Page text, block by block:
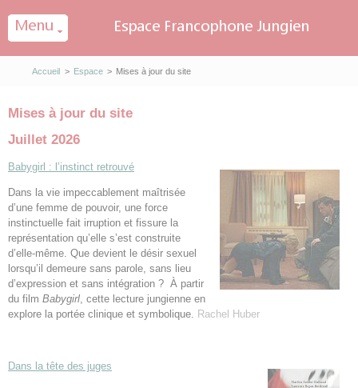
Accueil > Espace > Mises à jour du site
Mises à jour du site
Juillet 2026
Babygirl : l’instinct retrouvé
Dans la vie impeccablement maîtrisée
d’une femme de pouvoir, une force
instinctuelle fait irruption et fissure la
représentation qu’elle s’est construite
d’elle-même. Que devient le désir sexuel
lorsqu’il demeure sans parole, sans lieu
d’expression et sans intégration ? À partir
du film Babygirl , cette lecture jungienne en
explore la portée clinique et symbolique.
Rachel Huber
Dans la tête des juges